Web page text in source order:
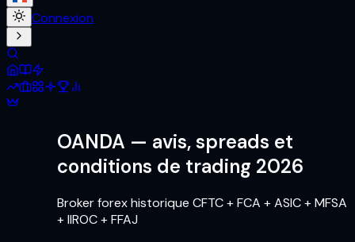
Connexion
OANDA — avis, spreads et
conditions de trading 2026
Broker forex historique CFTC + FCA + ASIC + MFSA
+ IIROC + FFAJ